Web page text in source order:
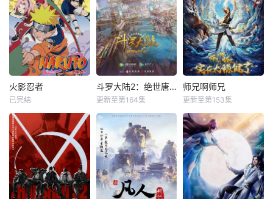
火影忍者
已完结
斗罗大陆2：绝世唐门
更新至第164集
师兄啊师兄
更新至第153集